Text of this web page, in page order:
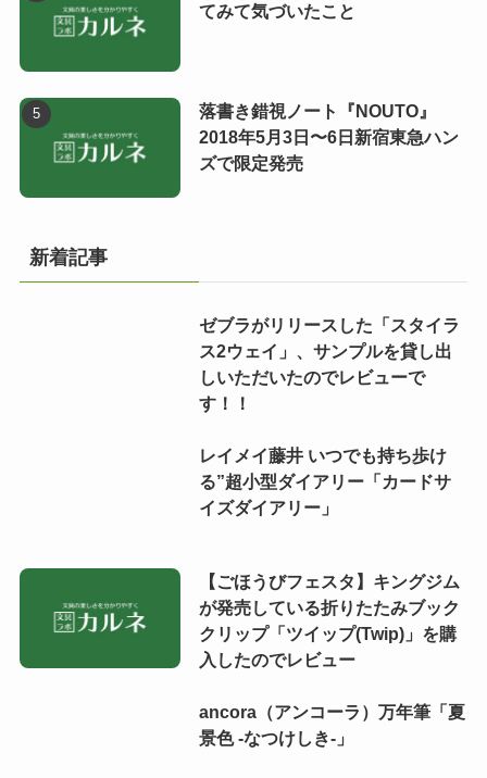
てみて気づいたこと
落書き錯視ノート『NOUTO』
2018年5月3日〜6日新宿東急ハン
ズで限定発売
新着記事
ゼブラがリリースした「スタイラ
ス2ウェイ」、サンプルを貸し出
しいただいたのでレビューで
す！！
レイメイ藤井 いつでも持ち歩け
る”超小型ダイアリー「カードサ
イズダイアリー」
【ごほうびフェスタ】キングジム
が発売している折りたたみブック
クリップ「ツイップ(Twip)」を購
入したのでレビュー
ancora（アンコーラ）万年筆「夏
景色 -なつけしき-」